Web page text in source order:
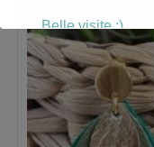
Belle visite :)